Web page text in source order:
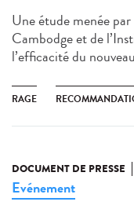
Une étude menée
Cambodge et de
l’efficacité du
RAGE
DOCUMENT DE PRESSE
Evénement